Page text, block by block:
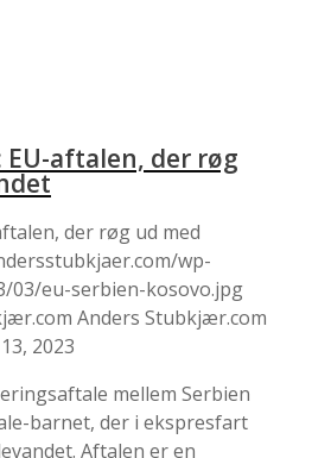
EU-aftalen, der røg
der røg ud med
wp-
03/eu-serbien-kosovo.jpg
Anders Stubkjær.com
2023
mellem Serbien
barnet, der i ekspresfart
Aftalen er en